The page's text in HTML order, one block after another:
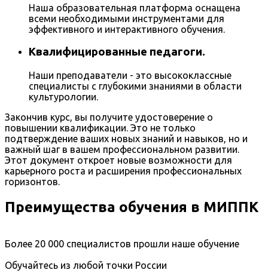
Наша образовательная платформа оснащена
всеми необходимыми инструментами для
эффективного и интерактивного обучения.
Квалифицированные педагоги.
Наши преподаватели - это высококлассные
специалисты с глубокими знаниями в области
культурологии.
Закончив курс, вы получите удостоверение о
повышении квалификации. Это не только
подтверждение ваших новых знаний и навыков, но и
важный шаг в вашем профессиональном развитии.
Этот документ откроет новые возможности для
карьерного роста и расширения профессиональных
горизонтов.
Преимущества обучения в МИППК
Более 20 000 специалистов прошли наше обучение
Обучайтесь из любой точки России